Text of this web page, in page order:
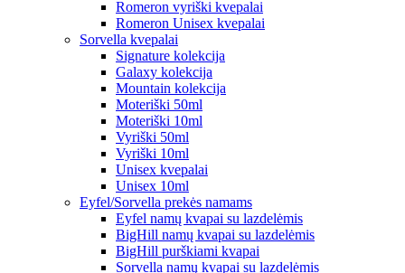
Romeron vyriški kvepalai
Romeron Unisex kvepalai
Sorvella kvepalai
Signature kolekcija
Galaxy kolekcija
Mountain kolekcija
Moteriški 50ml
Moteriški 10ml
Vyriški 50ml
Vyriški 10ml
Unisex kvepalai
Unisex 10ml
Eyfel/Sorvella prekės namams
Eyfel namų kvapai su lazdelėmis
BigHill namų kvapai su lazdelėmis
BigHill purškiami kvapai
Sorvella namų kvapai su lazdelėmis